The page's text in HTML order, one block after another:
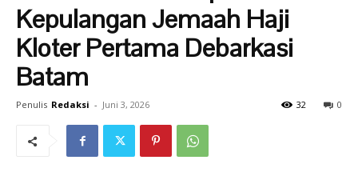
Kepulangan Jemaah Haji
Kloter Pertama Debarkasi
Batam
Penulis Redaksi - Juni 3, 2026 0
32